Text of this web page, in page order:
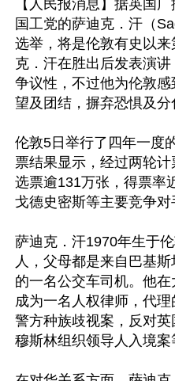
【人民报消息】据英国
国工党的萨迪克．汗（
选举，将是伦敦有史以
克．汗在胜出后发表演
争议性，不过他为伦敦
望及团结，摒弃恐惧及分
伦敦5日举行了四年一度
票结果显示，经过两轮
选票逾131万张，得票率
戈德史密斯等主要竞争对
萨迪克．汗1970年生于
人，父母都是来自巴基
的一名公交车司机。他
成为一名人权律师，代
警方种族歧视案，反对
穆斯林组织领导人入境案